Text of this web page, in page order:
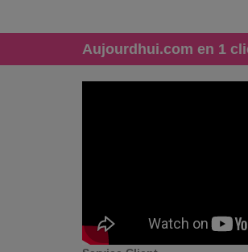
Aujourdhui.com en 1